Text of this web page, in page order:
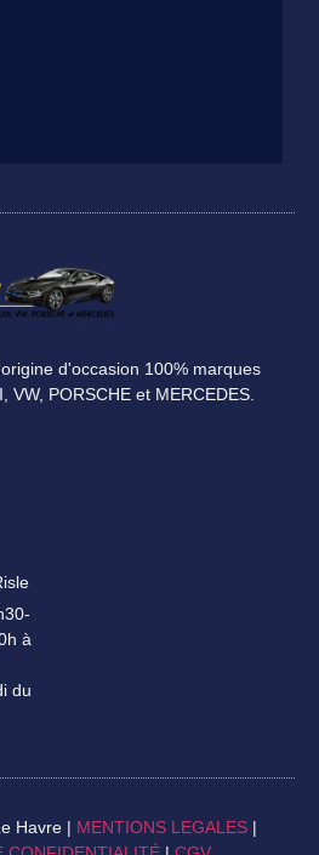
d'occasion 100% marques
VW, PORSCHE et MERCEDES.
à
du
Havre | MENTIONS LEGALES|